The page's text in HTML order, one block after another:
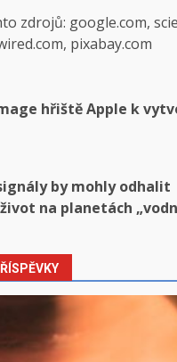
zdrojů: google.com,
pixabay.com
hřiště Apple k
by mohly odhalit
na planetách